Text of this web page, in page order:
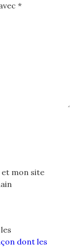
*
mon site
dont les